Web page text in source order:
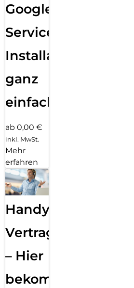
Google
Services
Installation
ganz
einfach
ab 0,00 €
inkl. MwSt.
Mehr
erfahren
Handy
Vertragsabwicklung
– Hier
bekommst